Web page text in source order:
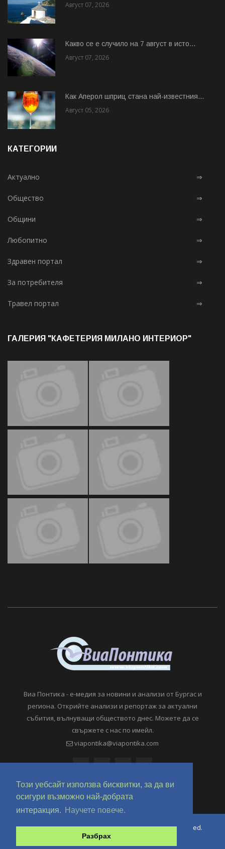
Този уебсайт използва бисквитки, за да ви
осигури възможно най-добрата
интеракция.
Научете повече.
Разбрах
Август 07, 2026
Какво се е случило на 7 август в исто...
Август 07, 2026
Как Аперол шприц стана най-известния...
Август 05, 2026
КАТЕГОРИИ
Актуално ⇒
Общество ⇒
Общини ⇒
Любопитно ⇒
Здравен портал ⇒
За потребителя ⇒
Травел портал ⇒
ГАЛЕРИЯ "КАФЕТЕРИЯ МИЛАНО ИНТЕРИОР"
Виа Понтика - е-медия за новини и анализи от Бургас и
региона. Открийте анализи и репортаж за актуални
събития, вълнуващи обществото днес. Можете да се
свържете с нас по имейл.
viapontika@viapontika.com
Copyright © 2018-2024 ViaPontika.com. All Rights Reserved.
Development @ OverHertz Ltd